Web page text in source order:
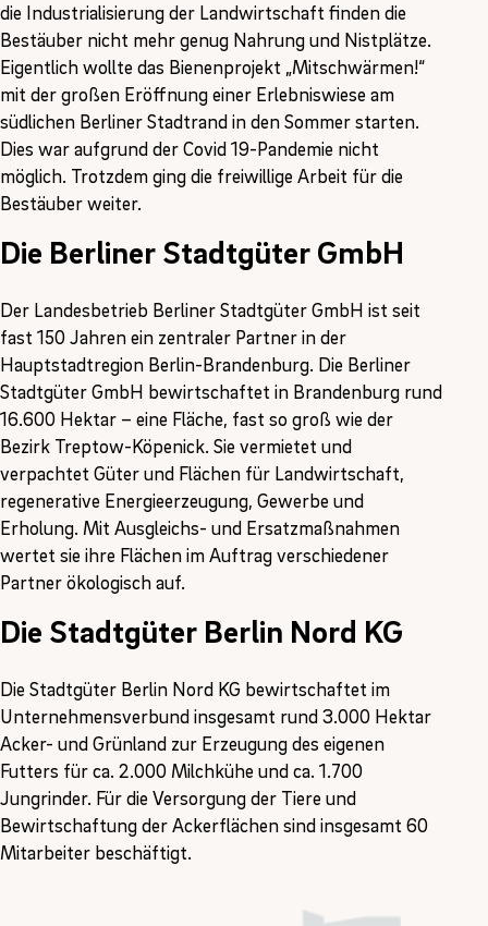
die Industrialisierung der Landwirtschaft finden die
Bestäuber nicht mehr genug Nahrung und Nistplätze.
Eigentlich wollte das Bienenprojekt „Mitschwärmen!“
mit der großen Eröffnung einer Erlebniswiese am
südlichen Berliner Stadtrand in den Sommer starten.
Dies war aufgrund der Covid 19-Pandemie nicht
möglich. Trotzdem ging die freiwillige Arbeit für die
Bestäuber weiter.
Die Berliner Stadtgüter GmbH
Der Landesbetrieb Berliner Stadtgüter GmbH ist seit
fast 150 Jahren ein zentraler Partner in der
Hauptstadtregion Berlin-Brandenburg. Die Berliner
Stadtgüter GmbH bewirtschaftet in Brandenburg rund
16.600 Hektar – eine Fläche, fast so groß wie der
Bezirk Treptow-Köpenick. Sie vermietet und
verpachtet Güter und Flächen für Landwirtschaft,
regenerative Energieerzeugung, Gewerbe und
Erholung. Mit Ausgleichs- und Ersatzmaßnahmen
wertet sie ihre Flächen im Auftrag verschiedener
Partner ökologisch auf.
Die Stadtgüter Berlin Nord KG
Die Stadtgüter Berlin Nord KG bewirtschaftet im
Unternehmensverbund insgesamt rund 3.000 Hektar
Acker- und Grünland zur Erzeugung des eigenen
Futters für ca. 2.000 Milchkühe und ca. 1.700
Jungrinder. Für die Versorgung der Tiere und
Bewirtschaftung der Ackerflächen sind insgesamt 60
Mitarbeiter beschäftigt.